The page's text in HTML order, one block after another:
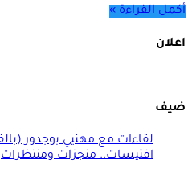
أكمل القراءة »
اعلان
ضيف
افتيسات.. منجزات ومنتظرات